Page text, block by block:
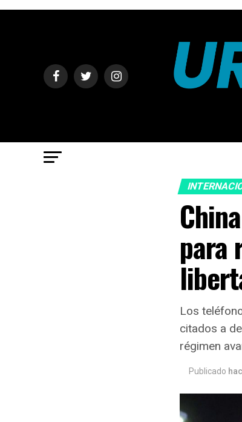
para
Los
citados a
régimen
Publicado